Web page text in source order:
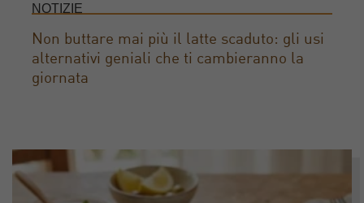
NOTIZIE
Non buttare mai più il latte scaduto: gli usi
alternativi geniali che ti cambieranno la
giornata